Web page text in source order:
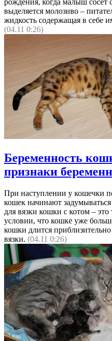
выделяется молозиво –
жидкость содержащая в себе
(04.11 0:26)
Беременность
признаки
При наступлении у кошечки
кошек начинают
для вязки кошки с котом – это
условии, что кошке уже
кошки длится
вязки. (04.11 0:26)